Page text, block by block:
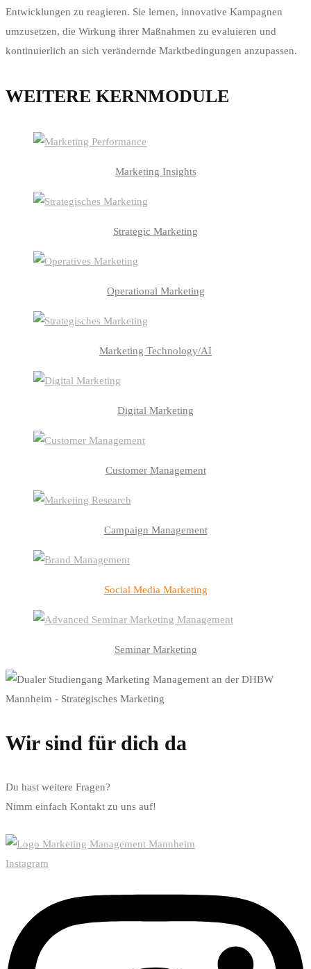
Entwicklungen zu reagieren. Sie lernen, innovative Kampagnen
umzusetzen, die Wirkung ihrer Maßnahmen zu evaluieren und
kontinuierlich an sich verändernde Marktbedingungen anzupassen.
WEITERE KERNMODULE
Marketing Insights
Strategic Marketing
Operational Marketing
Marketing Technology/AI
Digital Marketing
Customer Management
Campaign Management
Social Media Marketing
Seminar Marketing
Wir sind für dich da
Du hast weitere Fragen?
Nimm einfach Kontakt zu uns auf!
Instagram